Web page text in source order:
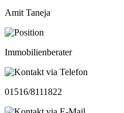
Amit Taneja
Immobilienberater
01516/8111822